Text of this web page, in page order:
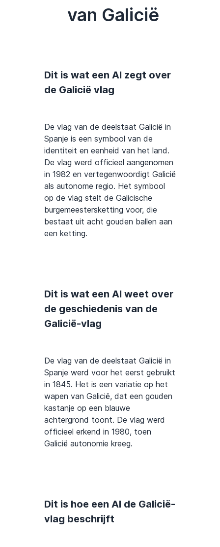
van Galicië
Dit is wat een AI zegt over
de Galicië vlag
De vlag van de deelstaat Galicië in
Spanje is een symbool van de
identiteit en eenheid van het land.
De vlag werd officieel aangenomen
in 1982 en vertegenwoordigt Galicië
als autonome regio. Het symbool
op de vlag stelt de Galicische
burgemeestersketting voor, die
bestaat uit acht gouden ballen aan
een ketting.
Dit is wat een AI weet over
de geschiedenis van de
Galicië-vlag
De vlag van de deelstaat Galicië in
Spanje werd voor het eerst gebruikt
in 1845. Het is een variatie op het
wapen van Galicië, dat een gouden
kastanje op een blauwe
achtergrond toont. De vlag werd
officieel erkend in 1980, toen
Galicië autonomie kreeg.
Dit is hoe een AI de Galicië-
vlag beschrijft